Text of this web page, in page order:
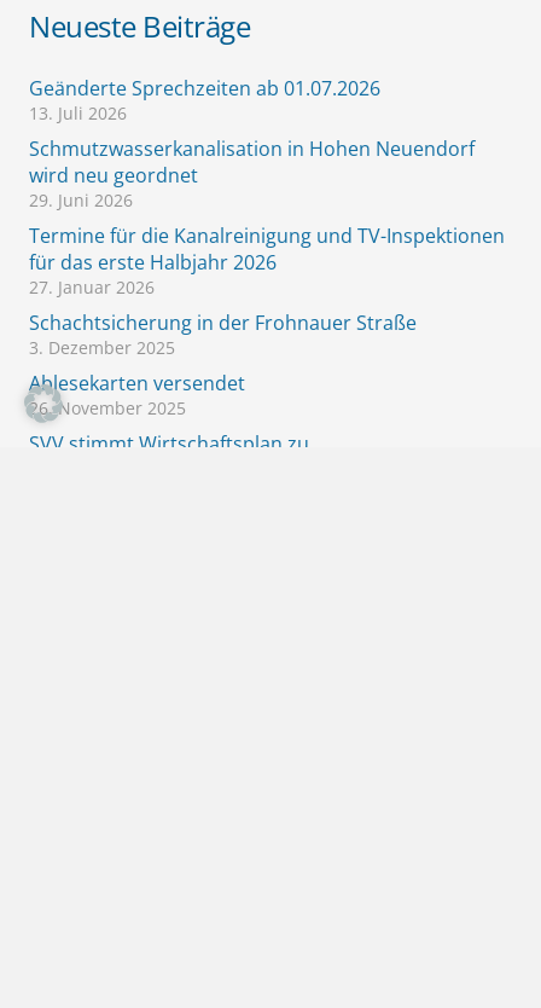
Neueste Beiträge
Geänderte Sprechzeiten ab 01.07.2026
13. Juli 2026
Schmutzwasserkanalisation in Hohen Neuendorf
wird neu geordnet
29. Juni 2026
Termine für die Kanalreinigung und TV-Inspektionen
für das erste Halbjahr 2026
27. Januar 2026
Schachtsicherung in der Frohnauer Straße
3. Dezember 2025
Ablesekarten versendet
26. November 2025
SVV stimmt Wirtschaftsplan zu